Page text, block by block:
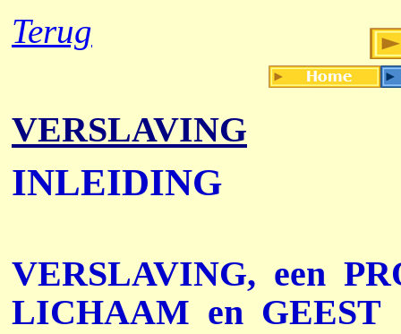
Terug
VERSLAVING
INLEIDING
VERSLAVING, een
LICHAAM en GEEST